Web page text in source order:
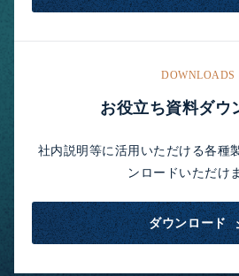
DOWNLOADS
お役立ち資料ダウ
社内説明等に活用いただける各種
ンロードいただけ
ダウンロード